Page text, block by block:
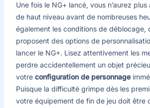
Une fois le NG+ lancé, vous n’aurez
de haut niveau avant de nombreuses
également les conditions de déblocage,
proposent des options de
lancer le NG+. Lisez attentivement les
perdre accidentellement un objet
votre configuration de personnage
Puisque la difficulté grimpe dès les
votre équipement de fin de jeu doit être